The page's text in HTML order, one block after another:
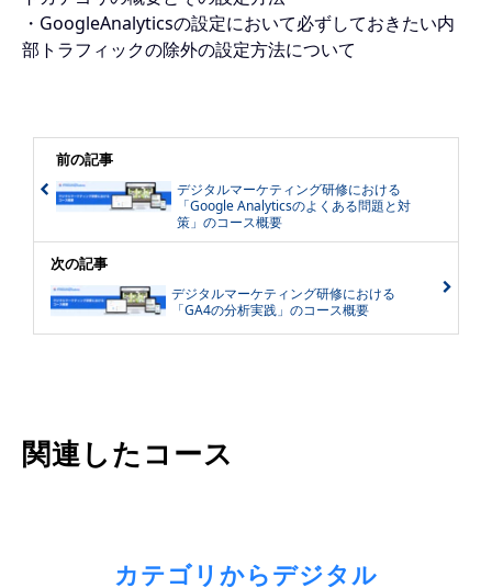
・GoogleAnalyticsの設定において必ずしておきたい内
部トラフィックの除外の設定方法について
前の記事
デジタルマーケティング研修における
「Google Analyticsのよくある問題と対
策」のコース概要
次の記事
デジタルマーケティング研修における
「GA4の分析実践」のコース概要
関連したコース
カテゴリからデジタル